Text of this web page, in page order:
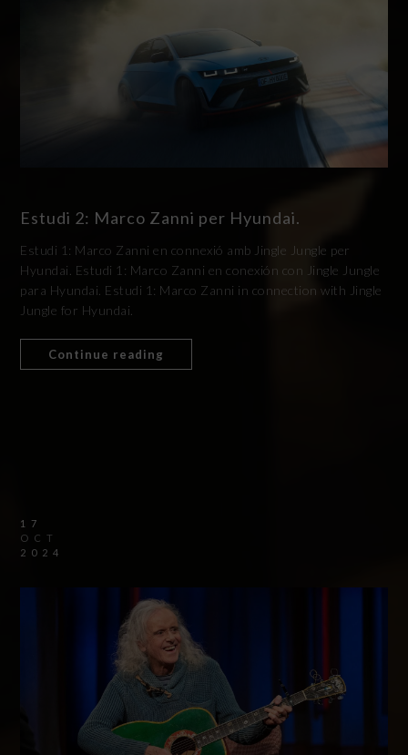
Estudi 2: Marco Zanni per Hyundai.
Estudi 1: Marco Zanni en connexió amb Jingle Jungle per
Hyundai. Estudi 1: Marco Zanni en conexión con Jingle Jungle
para Hyundai. Estudi 1: Marco Zanni in connection with Jingle
Jungle for Hyundai.
Continue reading
17
OCT
2024